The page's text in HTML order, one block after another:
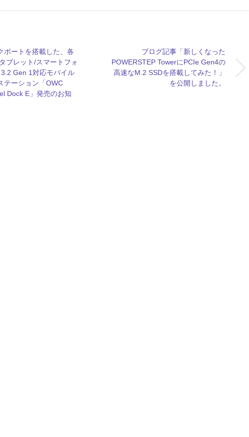
ポートを搭載した、各
ブレット/スマートフォ
Gen 1対応モバイル
テーション「OWC
Dock E」発売のお知
ブログ記事「新しくなった
POWERSTEP TowerにPCIe Gen4の
高速なM.2 SSDを搭載してみた！」
を公開しました。